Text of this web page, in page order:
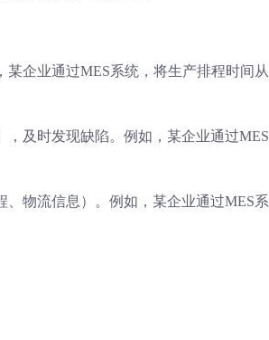
企业通过MES系统，将生产排程时间从
及时发现缺陷。例如，某企业通过MES
物流信息）。例如，某企业通过MES系